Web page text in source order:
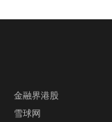
金融界港股
雪球网